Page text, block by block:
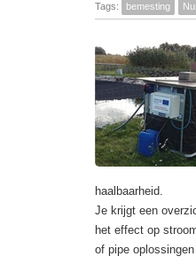
Tags: bemesting
haalbaarheid.
Je krijgt een
het effect op
of pipe